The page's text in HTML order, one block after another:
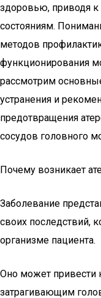
здоровью, приводя
состояниям.
методов
функционирования
рассмотрим
устранения и
предотвращения
сосудов головного
Почему возникает
Заболевание
своих последствий,
организме пациента.
Оно может привести
затрагивающим